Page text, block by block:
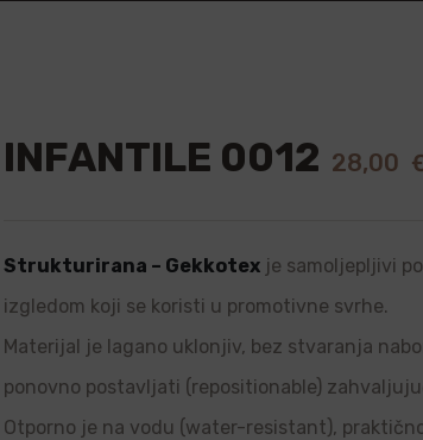
INFANTILE 0012 28,00
Strukturirana – Gekkotex je samoljepljivi
izgledom koji se koristi u promotivne svrhe.
Materijal je lagano uklonjiv, bez stvaranja
ponovno postavljati (repositionable)
Otporno je na vodu (water-resistant),